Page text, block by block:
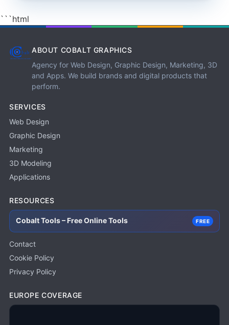
```html
ABOUT COBALT GRAPHICS
Agency for Web Design, Graphic Design, Marketing, 3D
and Apps. We build brands and digital products that
perform.
SERVICES
Web Design
Graphic Design
Marketing
3D Modeling
Applications
RESOURCES
Cobalt Tools – Free Online Tools FREE
Contact
Cookie Policy
Privacy Policy
EUROPE COVERAGE